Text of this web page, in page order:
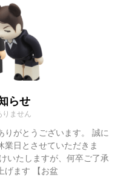
らせ
ません
りがとうございます。 誠に
業日とさせていただきま
いたしますが、何卒ご了承
げます 【お盆